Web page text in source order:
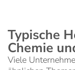
Typische
Chemie
Viele